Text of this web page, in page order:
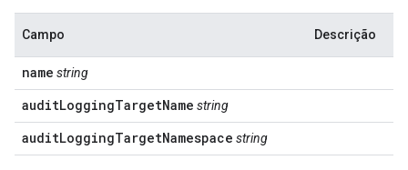
Campo Descrição
name string
auditLoggingTargetName string
auditLoggingTargetNamespace string